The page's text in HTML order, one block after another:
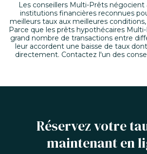
Les conseillers Multi-Prêts négocient
institutions financières reconnues
meilleurs taux aux meilleures
Parce que les prêts hypothécaires
grand nombre de transactions entre
leur accordent une baisse de taux
directement. Contactez l'un des
Réservez votre
maintenant en